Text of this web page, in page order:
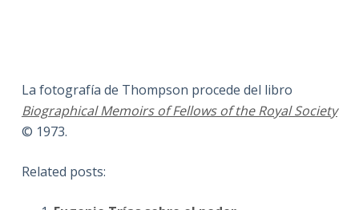
La fotografía de Thompson procede del libro
Biographical Memoirs of Fellows of the Royal Society
© 1973.
Related posts: